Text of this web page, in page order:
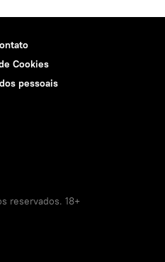
Cookies
pessoais
reservados. 18+